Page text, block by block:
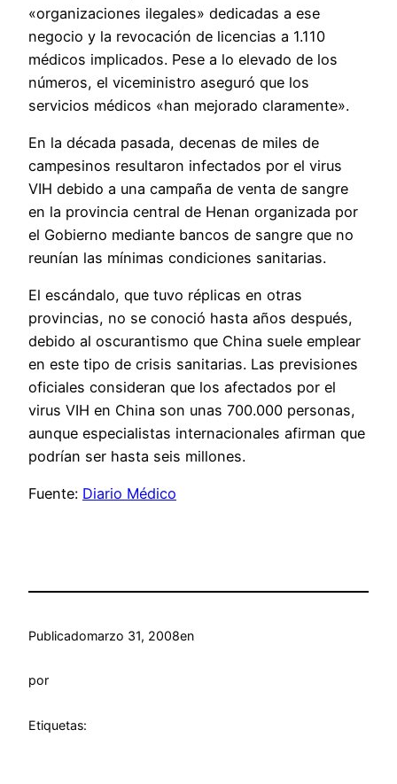
«organizaciones ilegales» dedicadas a ese
negocio y la revocación de licencias a 1.110
médicos implicados. Pese a lo elevado de los
números, el viceministro aseguró que los
servicios médicos «han mejorado claramente».
En la década pasada, decenas de miles de
campesinos resultaron infectados por el virus
VIH debido a una campaña de venta de sangre
en la provincia central de Henan organizada por
el Gobierno mediante bancos de sangre que no
reunían las mínimas condiciones sanitarias.
El escándalo, que tuvo réplicas en otras
provincias, no se conoció hasta años después,
debido al oscurantismo que China suele emplear
en este tipo de crisis sanitarias. Las previsiones
oficiales consideran que los afectados por el
virus VIH en China son unas 700.000 personas,
aunque especialistas internacionales afirman que
podrían ser hasta seis millones.
Fuente: Diario Médico
Publicadomarzo 31, 2008en
por
Etiquetas: